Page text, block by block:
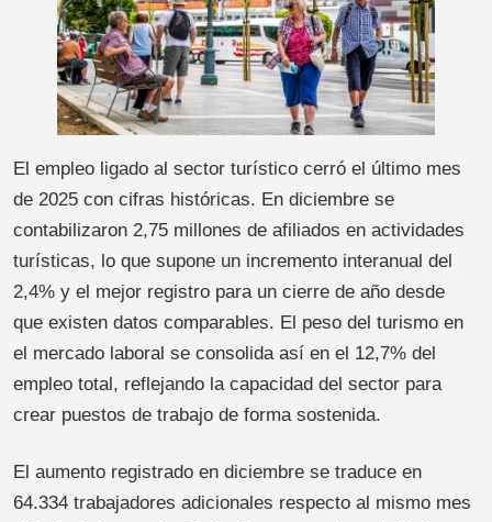
El empleo ligado al sector turístico cerró el último mes
de 2025 con cifras históricas. En diciembre se
contabilizaron 2,75 millones de afiliados en actividades
turísticas, lo que supone un incremento interanual del
2,4% y el mejor registro para un cierre de año desde
que existen datos comparables. El peso del turismo en
el mercado laboral se consolida así en el 12,7% del
empleo total, reflejando la capacidad del sector para
crear puestos de trabajo de forma sostenida.
El aumento registrado en diciembre se traduce en
64.334 trabajadores adicionales respecto al mismo mes